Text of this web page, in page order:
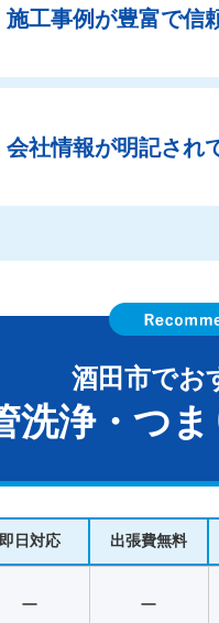
施工事例が豊富で信
会社情報が明記され
酒田市でお
洗浄・つ
即日対応 出張費無料
ー ー